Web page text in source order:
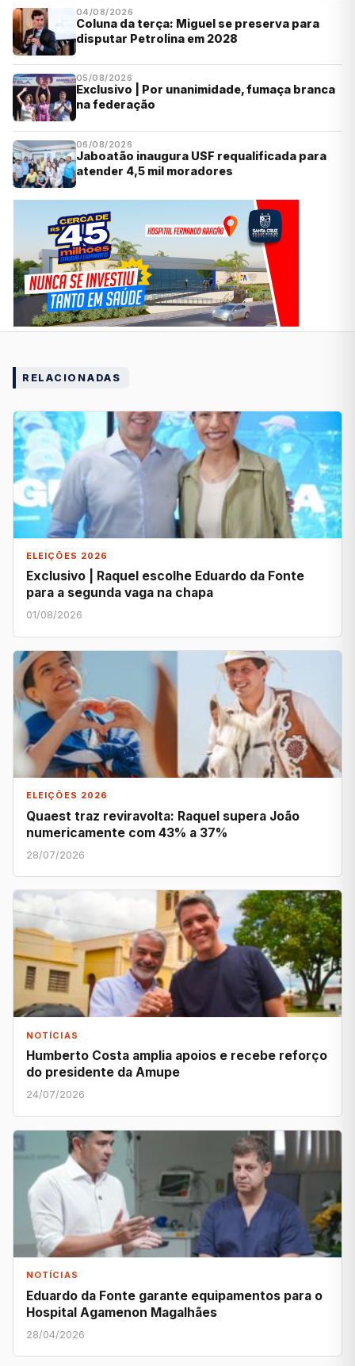
04/08/2026
Coluna da terça: Miguel se preserva para
disputar Petrolina em 2028
05/08/2026
Exclusivo | Por unanimidade, fumaça branca
na federação
06/08/2026
Jaboatão inaugura USF requalificada para
atender 4,5 mil moradores
RELACIONADAS
ELEIÇÕES 2026
Exclusivo | Raquel escolhe Eduardo da Fonte
para a segunda vaga na chapa
01/08/2026
ELEIÇÕES 2026
Quaest traz reviravolta: Raquel supera João
numericamente com 43% a 37%
28/07/2026
NOTÍCIAS
Humberto Costa amplia apoios e recebe reforço
do presidente da Amupe
24/07/2026
NOTÍCIAS
Eduardo da Fonte garante equipamentos para o
Hospital Agamenon Magalhães
28/04/2026